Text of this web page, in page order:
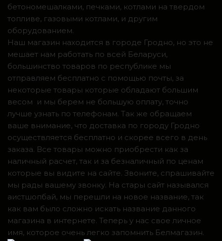
бетономешалками, печками, котлами на твердом
топливе, газовыми котлами, и другим
оборудованием.
Наш магазин находится в городе Гродно, но это не
мешает нам работать по всей Беларуси,
большинство товаров по республике мы
отправляем бесплатно с помощью почты, за
некоторые товары которые обладают большим
весом и мы берем не большую оплату, точно
лучше узнать по телефонам. Так же обращаем
ваше внимание, что доставка по городу Гродно
осуществляется бесплатно и скорее всего в день
заказа. Все товары можно приобрести как за
наличный расчет, так и за безналичный по ценам
которые вы видите на сайте. Звоните, спрашивайте
мы рады вашему звонку. На стары сайт назывался
аистшопбай, мы перешли на новое название, так
как вам было сложно искать название данного
магазина в интернете. Теперь у нас свое личное
имя, которое очень легко запомнить Белмагазин.